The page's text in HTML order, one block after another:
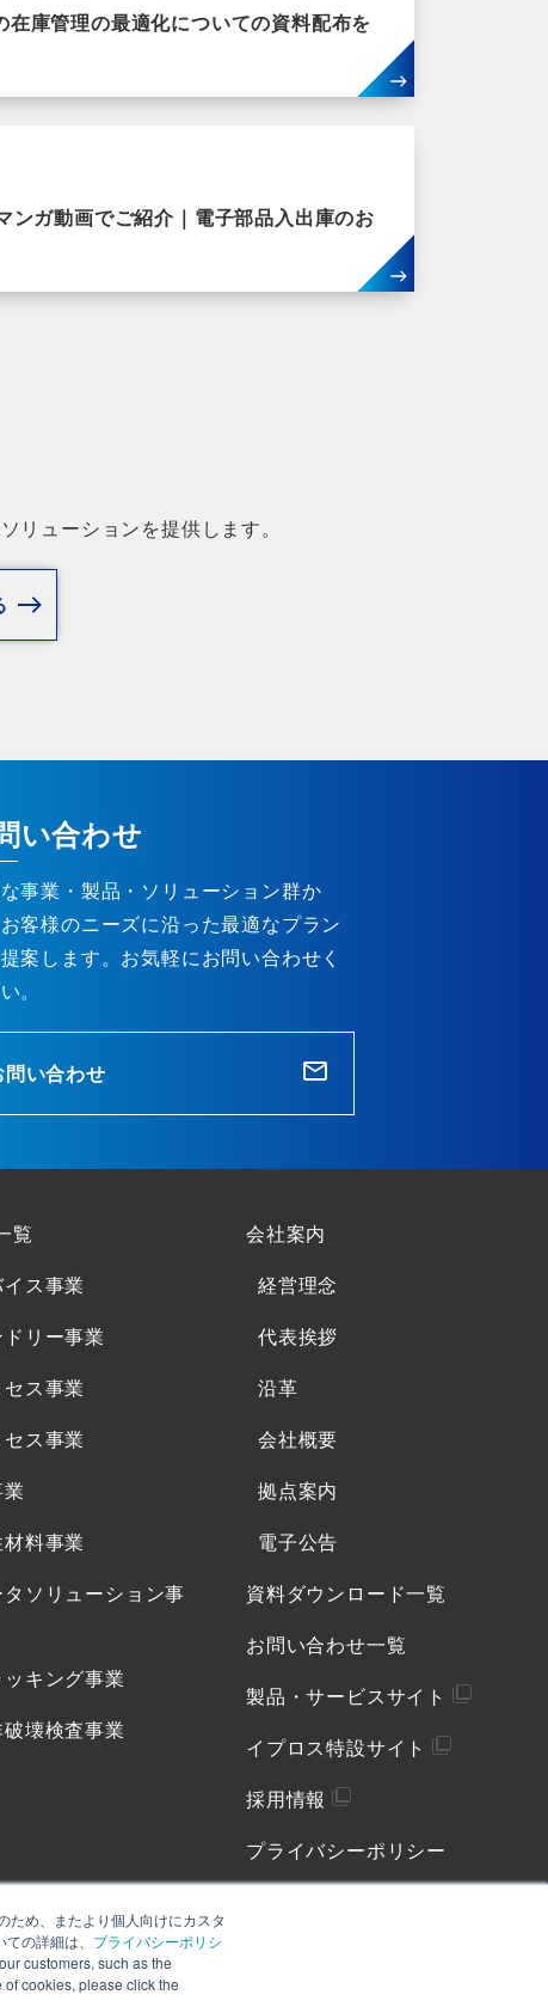
ため、またより個人向けにカスタ
の詳細は、 プライバシーポリシ
customers, such as the
of cookies, please click the
庫管理の最適化についての資料配布を
ンガ動画でご紹介｜電子部品入出庫のお
リューションを提供します。
い合わせ
事業・製品・ソリューション群か
客様のニーズに沿った最適なプラン
案します。お気軽にお問い合わせく
。
問い合わせ
覧
ス事業
リー事業
ス事業
ス事業
料事業
ソリューション事
キング事業
壊検査事業
会社案内
経営理念
代表挨拶
沿革
会社概要
拠点案内
電子公告
資料ダウンロード一覧
お問い合わせ一覧
製品・サービスサイト
イプロス特設サイト
採用情報
プライバシーポリシー